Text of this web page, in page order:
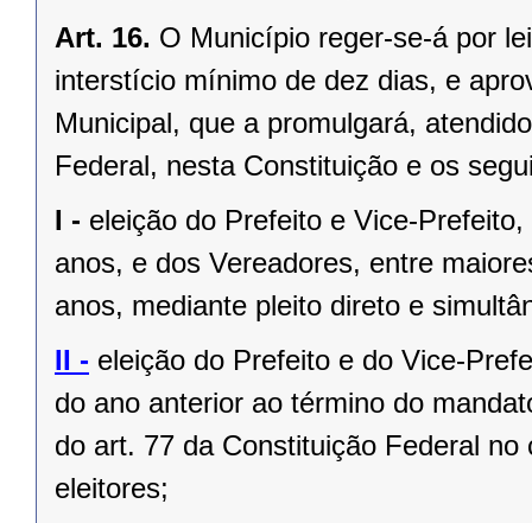
Art. 16. O Município reger-se-á por
interstício mínimo de dez dias, e
Municipal, que a promulgará,
Federal, nesta Constituição e os
I - eleição do Prefeito e Vice-
anos, e dos Vereadores, entre
anos, mediante pleito direto e
II - eleição do Prefeito e do Vice-
do ano anterior ao término do
do art. 77 da Constituição Federal
eleitores;